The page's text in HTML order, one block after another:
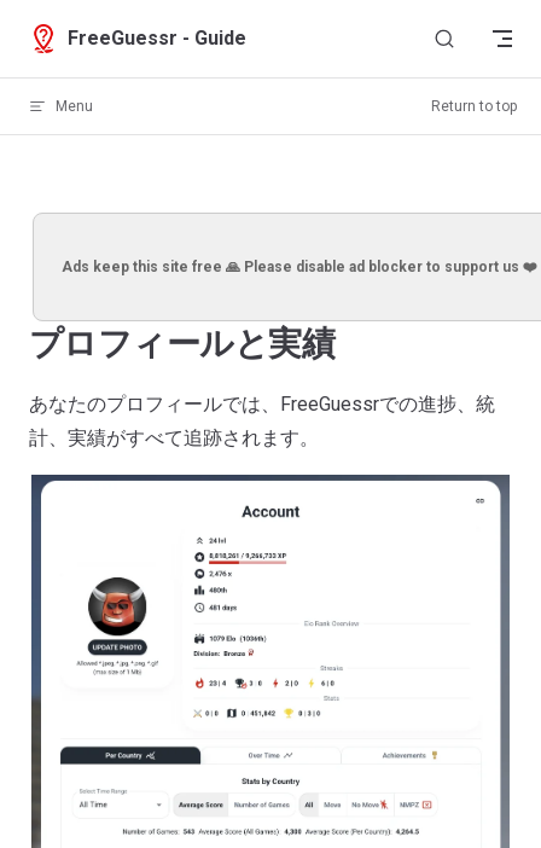
Skip to content
FreeGuessr - Guide
Menu Return to top
Ads keep this site free 🙏 Please disable ad blocker to support us ❤️
プロフィールと実績
あなたのプロフィールでは、FreeGuessrでの進捗、統
計、実績がすべて追跡されます。